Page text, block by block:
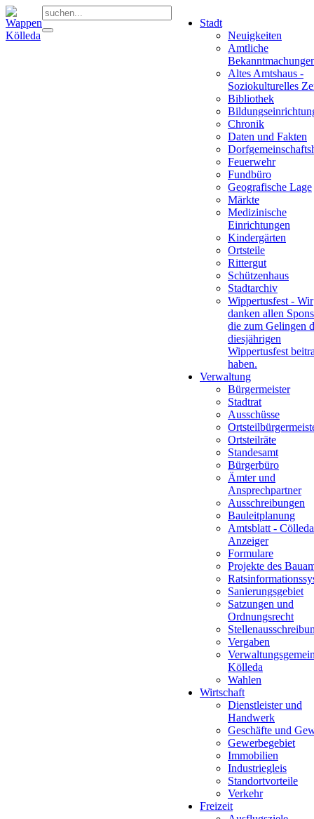
Stadt
Neuigkeiten
Amtliche
Altes Amtshaus -
Soziokulturelles
Bibliothek
Chronik
Daten und Fakten
Feuerwehr
Fundbüro
Geografische Lage
Märkte
Medizinische
Einrichtungen
Kindergärten
Ortsteile
Rittergut
Schützenhaus
Stadtarchiv
Wippertusfest - Wir
danken allen
die zum Gelingen
diesjährigen
Wippertusfest
haben.
Verwaltung
Bürgermeister
Stadtrat
Ausschüsse
Ortsteilräte
Standesamt
Bürgerbüro
Ämter und
Ansprechpartner
Ausschreibungen
Bauleitplanung
Amtsblatt -
Anzeiger
Formulare
Projekte des
Sanierungsgebiet
Satzungen und
Ordnungsrecht
Vergaben
Kölleda
Wahlen
Wirtschaft
Dienstleister und
Handwerk
Geschäfte und
Gewerbegebiet
Immobilien
Industriegleis
Standortvorteile
Verkehr
Freizeit